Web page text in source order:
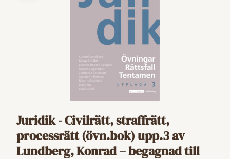
Juridik - Civilrätt, straffrätt,
processrätt (övn.bok) upp.3 av
Lundberg, Konrad – begagnad till